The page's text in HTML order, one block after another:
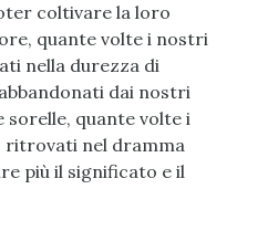
coltivare la loro
quante volte i nostri
nella durezza di
dai nostri
quante volte i
ritrovati nel dramma
più il significato e il